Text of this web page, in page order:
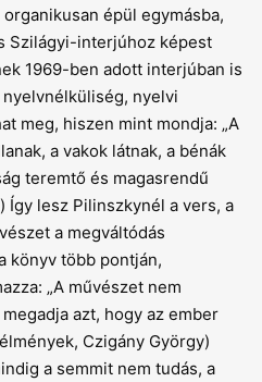
épül egymásba,
Szilágyi-interjúhoz képest
1969-ben adott interjúban is
nyelvi
meg, hiszen mint mondja: „A
a vakok látnak, a bénák
teremtő és magasrendű
Így lesz Pilinszkynél a vers, a
a megváltódás
könyv több pontján,
„A művészet nem
azt, hogy az ember
Czigány György)
a semmit nem tudás, a